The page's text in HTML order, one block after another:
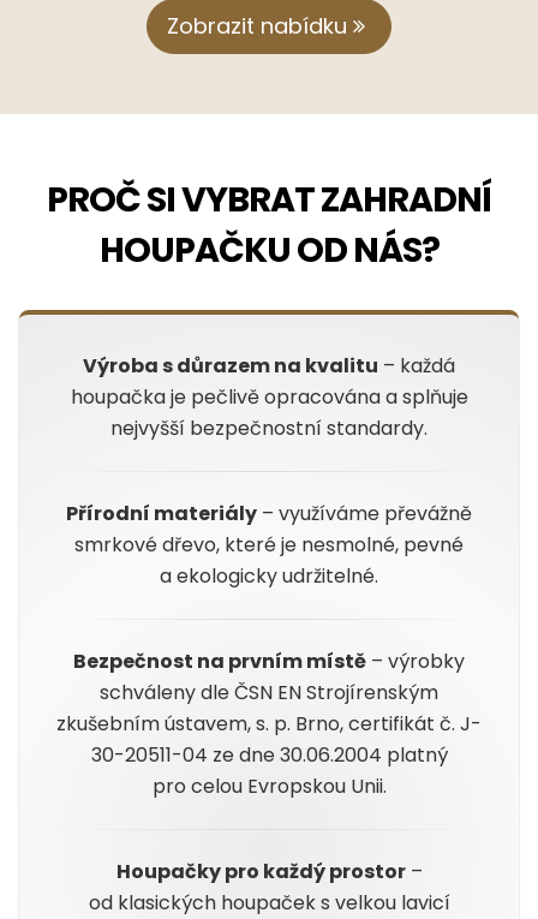
Zobrazit nabídku
PROČ SI VYBRAT ZAHRADNÍ
HOUPAČKU OD NÁS?
Výroba s důrazem na kvalitu – každá
houpačka je pečlivě opracována a splňuje
nejvyšší bezpečnostní standardy.
Přírodní materiály – využíváme převážně
smrkové dřevo, které je nesmolné, pevné
a ekologicky udržitelné.
Bezpečnost na prvním místě – výrobky
schváleny dle ČSN EN Strojírenským
zkušebním ústavem, s. p. Brno, certifikát č. J-
30-20511-04 ze dne 30.06.2004 platný
pro celou Evropskou Unii.
Houpačky pro každý prostor–
od klasických houpaček s velkou lavicí